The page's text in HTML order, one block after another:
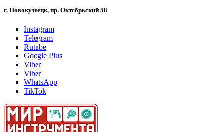
г. Новокузнецк, пр. Октябрьский 58
Instagram
Telegram
Rutube
Google Plus
Viber
Viber
WhatsApp
TikTok